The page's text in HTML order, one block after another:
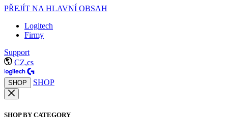
PŘEJÍT NA HLAVNÍ OBSAH
Logitech
Firmy
Support
CZ,cs
SHOP SHOP
SHOP BY CATEGORY